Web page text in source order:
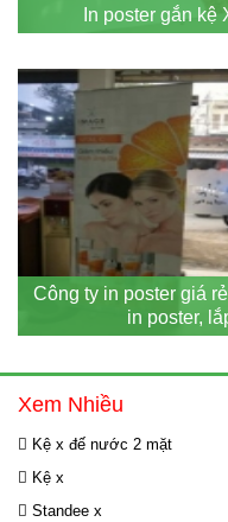
In poster gắn kệ
Công ty in poster giá
in poster,
Xem Nhiều
Kệ x đế nước 2 mặt
Kệ x
Standee x